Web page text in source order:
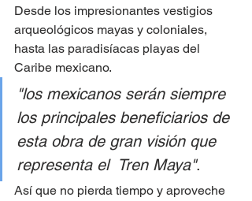
Desde los impresionantes vestigios
arqueológicos mayas y coloniales,
hasta las paradisíacas playas del
Caribe mexicano.
"los mexicanos serán siempre
los principales beneficiarios de
esta obra de gran visión que
representa el  Tren Maya".
Así que no pierda tiempo y aproveche